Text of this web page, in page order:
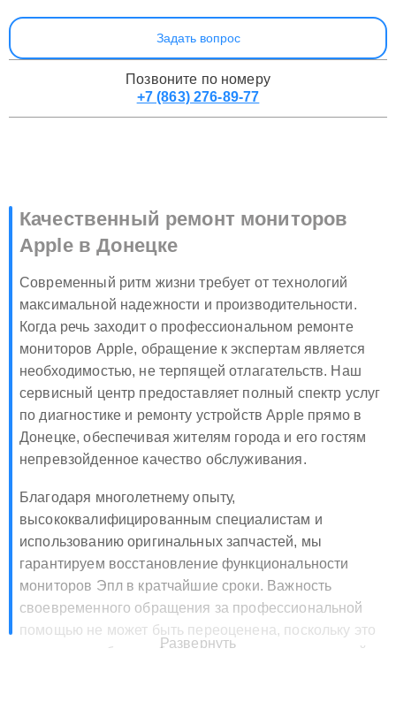
Задать вопрос
Позвоните по номеру
+7 (863) 276-89-77
Качественный ремонт мониторов
Apple в Донецке
Современный ритм жизни требует от технологий
максимальной надежности и производительности.
Когда речь заходит о профессиональном ремонте
мониторов Apple, обращение к экспертам является
необходимостью, не терпящей отлагательств. Наш
сервисный центр предоставляет полный спектр услуг
по диагностике и ремонту устройств Apple прямо в
Донецке, обеспечивая жителям города и его гостям
непревзойденное качество обслуживания.
Благодаря многолетнему опыту,
высококвалифицированным специалистам и
использованию оригинальных запчастей, мы
гарантируем восстановление функциональности
мониторов Эпл в кратчайшие сроки. Важность
своевременного обращения за профессиональной
помощью не может быть переоценена, поскольку это
позволяет избежать более серьезных повреждений и
Развернуть